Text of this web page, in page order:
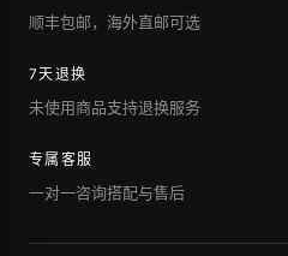
顺丰包邮，海外直邮可选
7天退换
未使用商品支持退换服务
专属客服
一对一咨询搭配与售后